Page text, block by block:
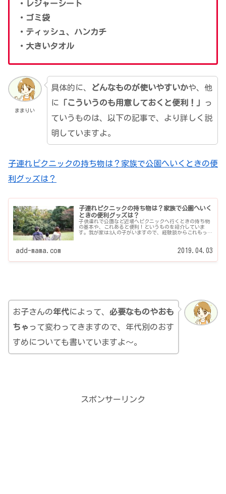
・レジャーシート
・ゴミ袋
・ティッシュ、ハンカチ
・大きいタオル
ままりい
具体的に、 どんなものが使いやすいかや、他
に 「こういうのも用意しておくと便利！」
っ
ていうものは、以下の記事で、より詳しく説
明していますよ。
子連れピクニックの持ち物は？家族で公園へいくときの便
利グッズは？
子連れピクニックの持ち物は？家族で公園へいく
ときの便利グッズは？
子供連れで公園など近場へピクニックへ行くときの持ち物
の基本や、これあると便利！というものを紹介していま
す。我が家は3人の子がいますので、経験談からこれもっと
add-mama.com 2019.04.03
お子さんの年代によって、 必要なものやおも
ちゃ って変わってきますので、年代別のおす
すめについても書いていますよ～。
スポンサーリンク